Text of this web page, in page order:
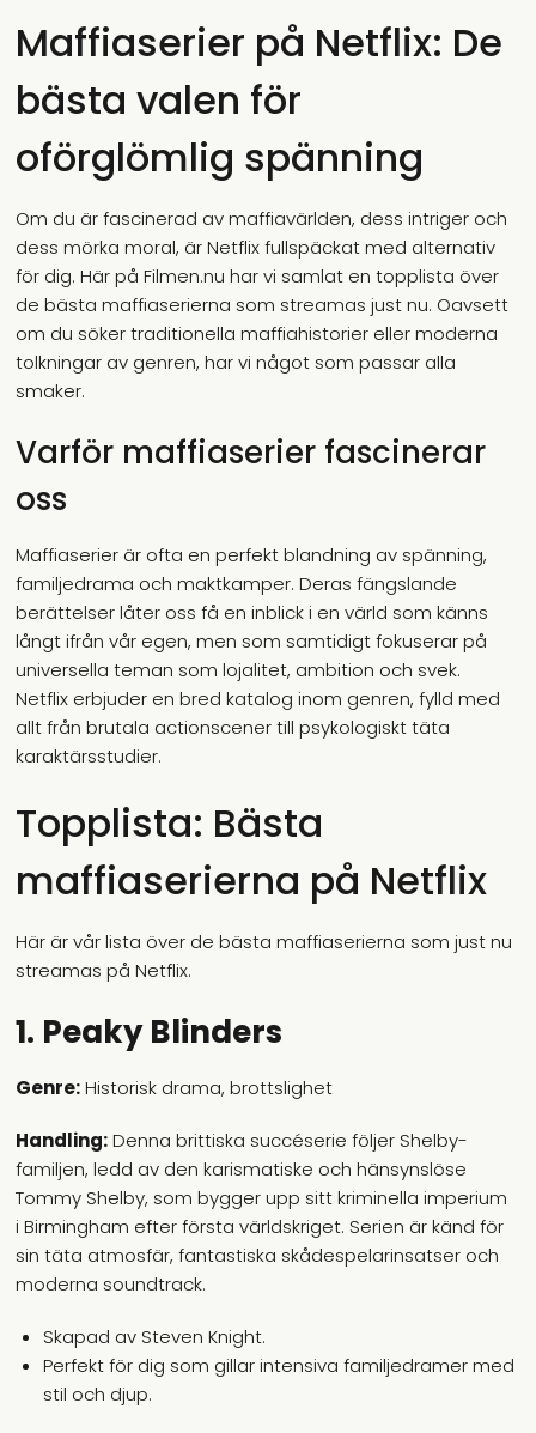
Maffiaserier på Netflix: De
bästa valen för
oförglömlig spänning
Om du är fascinerad av maffiavärlden, dess intriger och
dess mörka moral, är Netflix fullspäckat med alternativ
för dig. Här på Filmen.nu har vi samlat en topplista över
de bästa maffiaserierna som streamas just nu. Oavsett
om du söker traditionella maffiahistorier eller moderna
tolkningar av genren, har vi något som passar alla
smaker.
Varför maffiaserier fascinerar
oss
Maffiaserier är ofta en perfekt blandning av spänning,
familjedrama och maktkamper. Deras fängslande
berättelser låter oss få en inblick i en värld som känns
långt ifrån vår egen, men som samtidigt fokuserar på
universella teman som lojalitet, ambition och svek.
Netflix erbjuder en bred katalog inom genren, fylld med
allt från brutala actionscener till psykologiskt täta
karaktärsstudier.
Topplista: Bästa
maffiaserierna på Netflix
Här är vår lista över de bästa maffiaserierna som just nu
streamas på Netflix.
1. Peaky Blinders
Genre:Historisk drama, brottslighet
Handling:Denna brittiska succéserie följer Shelby-
familjen, ledd av den karismatiske och hänsynslöse
Tommy Shelby, som bygger upp sitt kriminella imperium
i Birmingham efter första världskriget. Serien är känd för
sin täta atmosfär, fantastiska skådespelarinsatser och
moderna soundtrack.
Skapad av Steven Knight.
Perfekt för dig som gillar intensiva familjedramer med
stil och djup.